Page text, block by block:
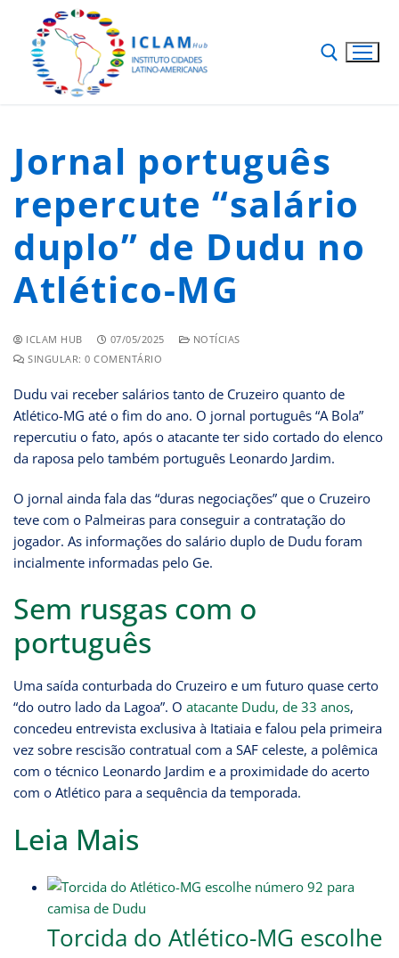
Jornal português
repercute “salário
duplo” de Dudu no
Atlético-MG
ICLAM HUB 07/05/2025
NOTÍCIAS
SINGULAR: 0 COMENTÁRIO
Dudu vai receber salários tanto de Cruzeiro quanto de
Atlético-MG até o fim do ano. O jornal português “A Bola”
repercutiu o fato, após o atacante ter sido cortado do elenco
da raposa pelo também português Leonardo Jardim.
O jornal ainda fala das “duras negociações” que o Cruzeiro
teve com o Palmeiras para conseguir a contratação do
jogador. As informações do salário duplo de Dudu foram
incialmente informadas pelo Ge.
Sem rusgas com o
português
Uma saída conturbada do Cruzeiro e um futuro quase certo
“do outro lado da Lagoa”. O atacante Dudu, de 33 anos,
concedeu entrevista exclusiva à Itatiaia e falou pela primeira
vez sobre rescisão contratual com a SAF celeste, a polêmica
com o técnico Leonardo Jardim e a proximidade do acerto
com o Atlético para a sequência da temporada.
Leia Mais
Torcida do Atlético-MG escolhe